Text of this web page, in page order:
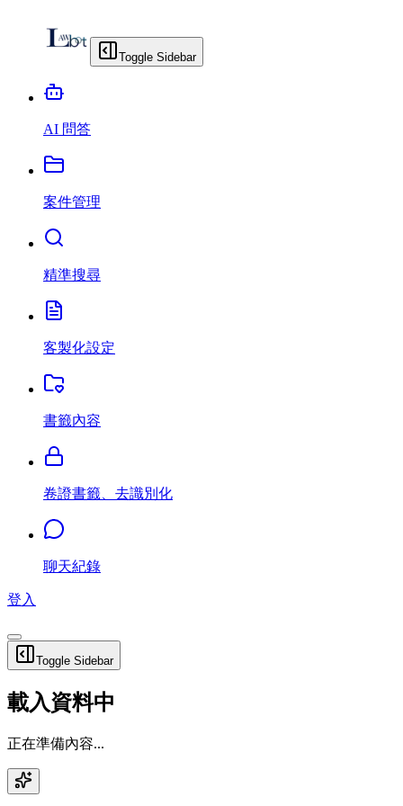
Toggle Sidebar
AI 問答
案件管理
精準搜尋
客製化設定
書籤內容
卷證書籤、去識別化
聊天紀錄
登入
Toggle Sidebar
載入資料中
正在準備內容...